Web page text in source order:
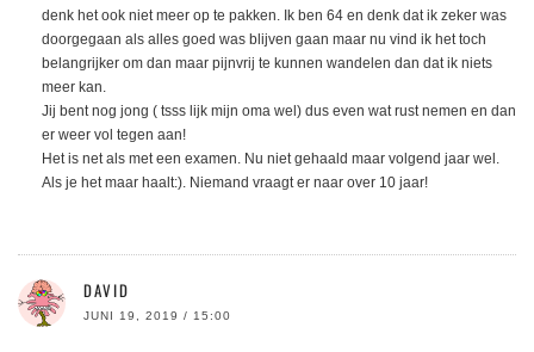
denk het ook niet meer op te pakken. Ik ben 64 en denk dat ik zeker was
doorgegaan als alles goed was blijven gaan maar nu vind ik het toch
belangrijker om dan maar pijnvrij te kunnen wandelen dan dat ik niets
meer kan.
Jij bent nog jong ( tsss lijk mijn oma wel) dus even wat rust nemen en dan
er weer vol tegen aan!
Het is net als met een examen. Nu niet gehaald maar volgend jaar wel.
Als je het maar haalt:). Niemand vraagt er naar over 10 jaar!
DAVID
JUNI 19, 2019 / 15:00